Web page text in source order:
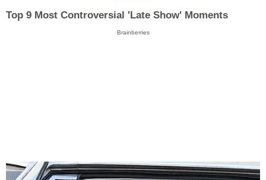
Top 9 Most Controversial 'Late Show' Moments
Brainberries